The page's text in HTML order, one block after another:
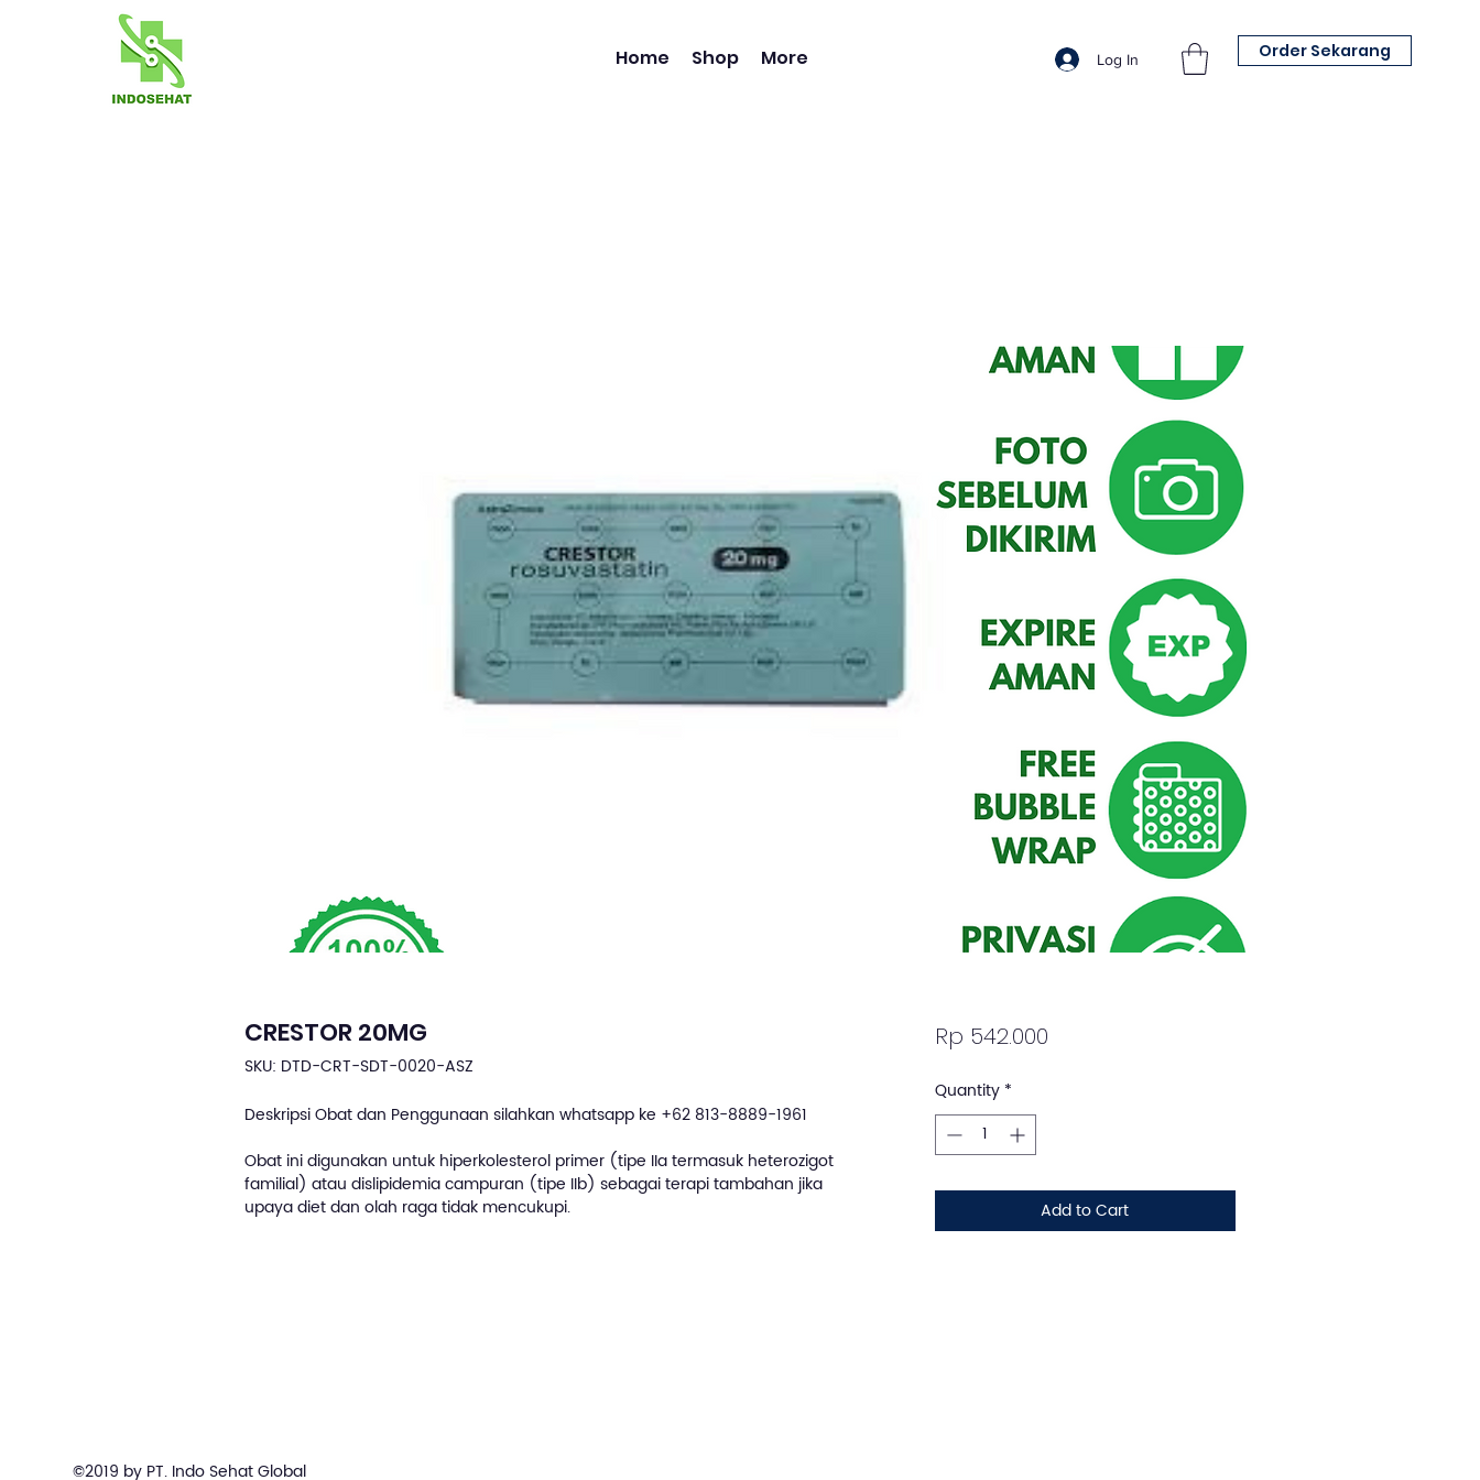
Home Shop More Log In Order Sekarang
CRESTOR 20MG
SKU: DTD-CRT-SDT-0020-ASZ
Deskripsi Obat dan Penggunaan silahkan whatsapp ke +62 813-8889-1961
Obat ini digunakan untuk hiperkolesterol primer (tipe IIa termasuk heterozigot
familial) atau dislipidemia campuran (tipe IIb) sebagai terapi tambahan jika
upaya diet dan olah raga tidak mencukupi.
Rp 542.000Price
Quantity *
Add to Cart
©2019 by PT. Indo Sehat Global